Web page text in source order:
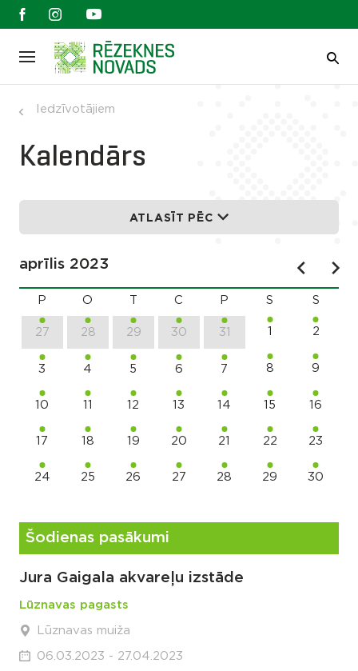
Iedzīvotājiem
Kalendārs
ATLASĪT PĒC
aprīlis 2023
P O C P S S
27 28 29 30 31 1 2
3 4 5 6 7 8 9
10 11 12 13 14 15 16
17 18 19 20 21 22 23
24 25 26 27 28 29 30
Šodienas pasākumi
Jura Gaigala akvareļu izstāde
Lūznavas pagasts
Lūznavas muiža
06.03.2023 - 27.04.2023